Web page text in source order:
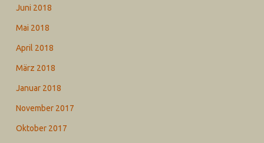
Juni 2018
Mai 2018
April 2018
März 2018
Januar 2018
November 2017
Oktober 2017